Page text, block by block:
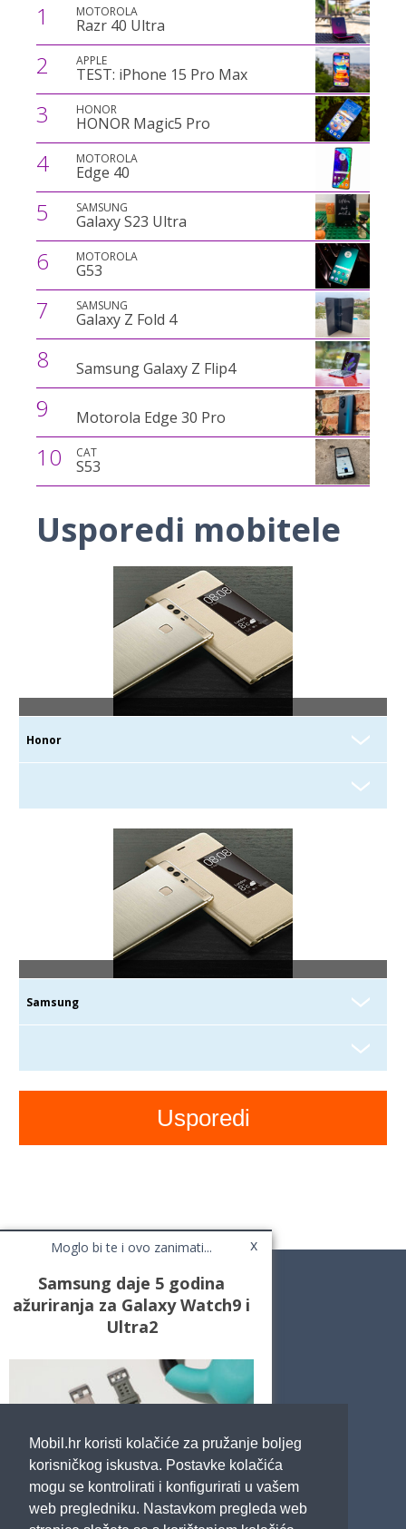
Mobil.hr koristi kolačiće za pružanje boljeg
korisničkog iskustva. Postavke kolačića
mogu se kontrolirati i konfigurirati u vašem
web pregledniku. Nastavkom pregleda web
1 MOTOROLA
Razr 40 Ultra
2 APPLE
TEST: iPhone 15 Pro Max
3 HONOR
HONOR Magic5 Pro
4 MOTOROLA
Edge 40
5 SAMSUNG
Galaxy S23 Ultra
6 MOTOROLA
G53
7 SAMSUNG
Galaxy Z Fold 4
8 Samsung Galaxy Z Flip4
9 Motorola Edge 30 Pro
10 CAT
S53
Usporedi mobitele
Moglo bi te i ovo zanimati... x
Samsung daje 5 godina
ažuriranja za Galaxy Watch9 i
Ultra2
Cafe Mobil
Usporedi mobitele
Impressum
Marketing
Pravne odredbe
Izjava o privatnosti